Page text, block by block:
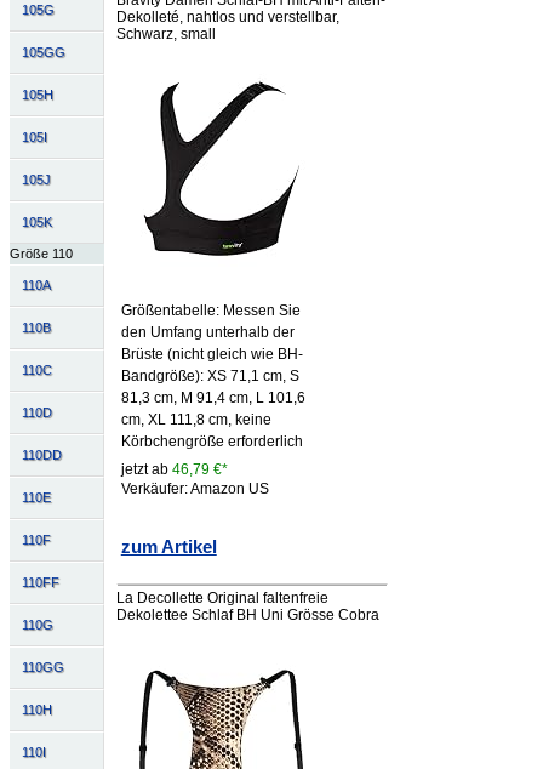
105G
105GG
105H
105I
105J
105K
Größe 110
110A
110B
110C
110D
110DD
110E
110F
110FF
110G
110GG
110H
110I
Dekolleté, nahtlos und verstellbar,
Schwarz, small
Größentabelle: Messen Sie
den Umfang unterhalb der
Brüste (nicht gleich wie BH-
Bandgröße): XS 71,1 cm, S
81,3 cm, M 91,4 cm, L 101,6
cm, XL 111,8 cm, keine
Körbchengröße erforderlich
jetzt ab 46,79 €*
Verkäufer: Amazon US
zum Artikel
La Decollette Original faltenfreie
Dekolettee Schlaf BH Uni Grösse Cobra